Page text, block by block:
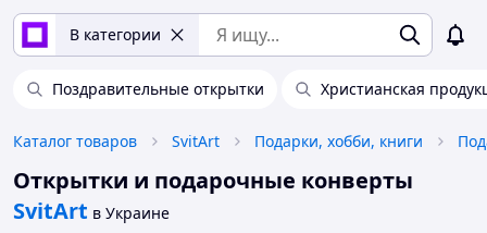
В категории
Поздравительные открытки Христианская
Каталог товаров SvitArt Подарки, хобби, книги
Открытки и подарочные конверты
SvitArt в Украине